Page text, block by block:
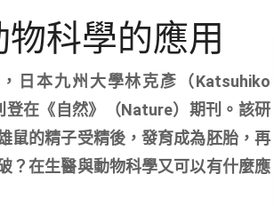
科學的應用
日本九州大學林克彥（Katsuhiko
在《自然》（Nature）期刊。該研
鼠的精子受精後，發育成為胚胎，再
？在生醫與動物科學又可以有什麼應